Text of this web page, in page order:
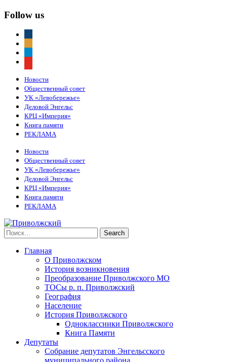
Follow us
Новости
Общественный совет
УК «Левобережье»
Деловой Энгельс
КРЦ «Империя»
Книга памяти
РЕКЛАМА
Новости
Общественный совет
УК «Левобережье»
Деловой Энгельс
КРЦ «Империя»
Книга памяти
РЕКЛАМА
Главная
О Приволжском
История возникновения
Преобразование Приволжского МО
ТОСы р. п. Приволжский
География
Население
История Приволжского
Одноклассники Приволжского
Книга Памяти
Депутаты
Собрание депутатов Энгельсского